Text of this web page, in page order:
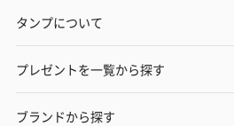
タンプについて
プレゼントを一覧から探す
ブランドから探す